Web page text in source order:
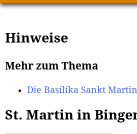
Hinweise
Mehr zum Thema
Die Basilika Sankt
St. Martin in